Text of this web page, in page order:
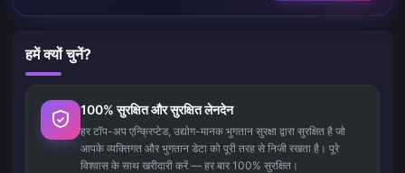
हमें क्यों चुनें?
100% सुरक्षित और सुरक्षित लेनदेन
हर टॉप-अप एन्क्रिप्टेड, उद्योग-मानक भुगतान सुरक्षा द्वारा सुरक्षित है जो
आपके व्यक्तिगत और भुगतान डेटा को पूरी तरह से निजी रखता है। पूरे
विश्वास के साथ खरीदारी करें — हर बार 100% सुरक्षित।